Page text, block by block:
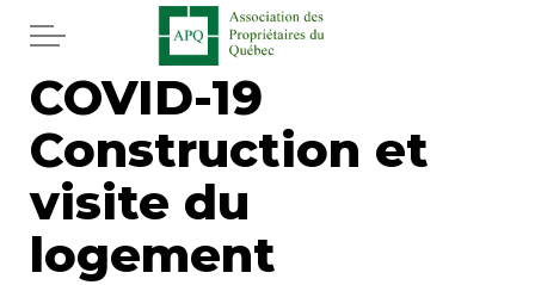
Aller au contenu principal
Accueil
Services
Actualités
COVID-19
Construction et
visite du
logement